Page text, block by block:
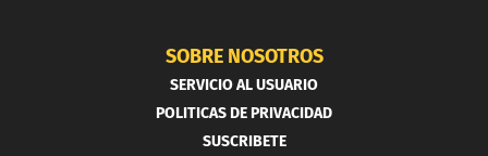
SOBRE NOSOTROS
SERVICIO AL USUARIO
POLITICAS DE PRIVACIDAD
SUSCRIBETE